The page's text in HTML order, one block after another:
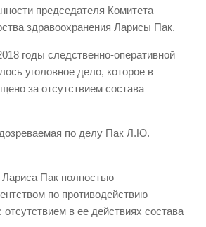
председателя Комитета
здравоохранения Ларисы Пак.
годы следственно-оперативной
уголовное дело, которое в
за отсутствием состава
по делу Пак Л.Ю.
Лариса Пак полностью
по противодействию
отсутствием в ее действиях состава